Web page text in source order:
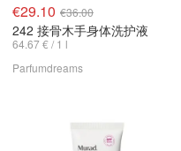
€29.10 €36.00
242 接骨木手身体洗护液
64.67 € / 1 l
Parfumdreams